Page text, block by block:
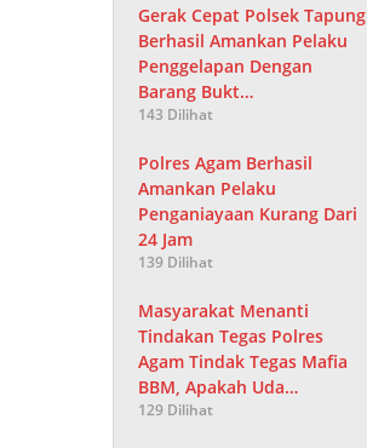
Gerak Cepat Polsek Tapung
Berhasil Amankan Pelaku
Penggelapan Dengan
Barang Bukt…
143 Dilihat
Polres Agam Berhasil
Amankan Pelaku
Penganiayaan Kurang Dari
24 Jam
139 Dilihat
Masyarakat Menanti
Tindakan Tegas Polres
Agam Tindak Tegas Mafia
BBM, Apakah Uda…
129 Dilihat